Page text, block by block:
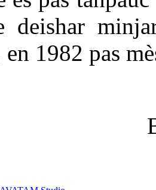
deishar
1982 pas